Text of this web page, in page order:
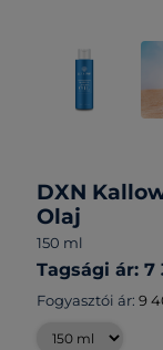
DXN
Olaj
150 ml
Tagsági ár: 7
Fogyasztói ár: 9